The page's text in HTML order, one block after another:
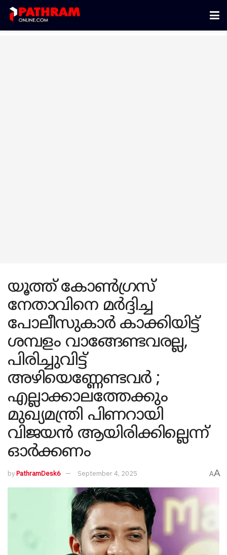
യൂത്ത് കോണ്‍ഗ്രസ്
നേതാവിനെ മര്‍ദ്ദിച്ച
പോലീസുകാര്‍ കാക്കിയിട്ട്
ശമ്പളം വാങ്ങേണ്ടവരല്ല,
പിരിച്ചുവിട്ട്
അഴിയെണ്ണേണ്ടവര്‍ ;
എല്ലാക്കാലത്തേക്കും
മുഖ്യമന്ത്രി പിണറായി
വിജയന്‍ ആയിരിക്കില്ലെന്ന്
ഓര്‍ക്കണം
byPathramDesk6 September 4, 2025 AA